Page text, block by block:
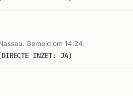
Gemeld om 14:24.
INZET: JA)